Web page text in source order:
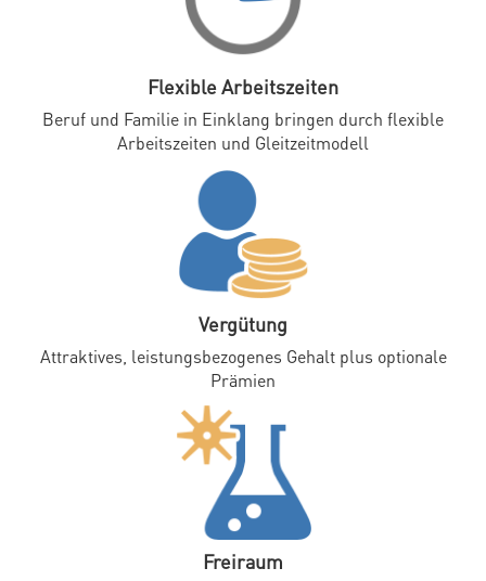
Flexible Arbeitszeiten
Beruf und Familie in Einklang bringen durch flexible
Arbeitszeiten und Gleitzeitmodell
Vergütung
Attraktives, leistungsbezogenes Gehalt plus optionale
Prämien
Freiraum